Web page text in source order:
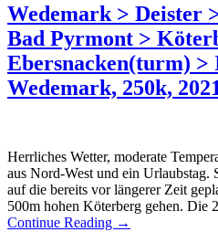
Wedemark > Deister
Bad Pyrmont >
Ebersnacken(turm) >
Wedemark, 250k,
Herrliches Wetter, moderate
aus Nord-West und ein Urlaubstag.
auf die bereits vor längerer Zeit
500m hohen Köterberg gehen. Die
Continue Reading →